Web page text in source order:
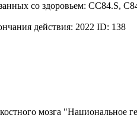
со здоровьем: CC84.S,
действия: 2022 ID: 138
мозга "Национальное